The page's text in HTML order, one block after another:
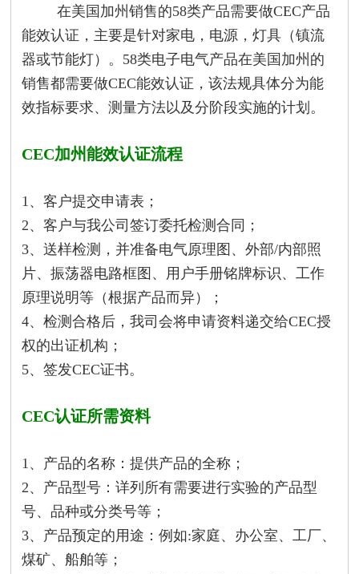
在美国加州销售的58类产品需要做CEC产品
能效认证，主要是针对家电，电源，灯具（镇流
器或节能灯）。58类电子电气产品在美国加州的
销售都需要做CEC能效认证，该法规具体分为能
效指标要求、测量方法以及分阶段实施的计划。
CEC加州能效认证流程
1、客户提交申请表；
2、客户与我公司签订委托检测合同；
3、送样检测，并准备电气原理图、外部/内部照
片、振荡器电路框图、用户手册铭牌标识、工作
原理说明等（根据产品而异）；
4、检测合格后，我司会将申请资料递交给CEC授
权的出证机构；
5、签发CEC证书。
CEC认证所需资料
1、产品的名称：提供产品的全称；
2、产品型号：详列所有需要进行实验的产品型
号、品种或分类号等；
3、产品预定的用途：例如:家庭、办公室、工厂、
煤矿、船舶等；